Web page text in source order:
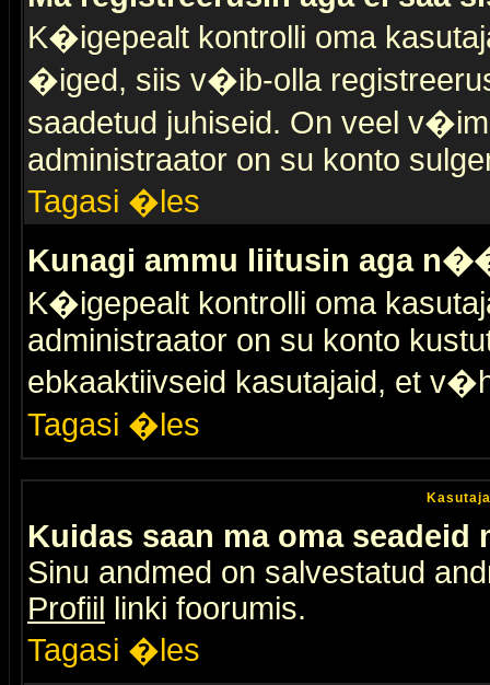
K�igepealt kontrolli oma
�iged, siis v�ib-olla
saadetud juhiseid. On veel
administraator on su konto
Tagasi �les
Kunagi ammu liitusin aga
K�igepealt kontrolli oma
administraator on su konto
ebkaaktiivseid kasutajaid, et
Tagasi �les
Kuidas saan ma oma seadeid
Sinu andmed on salvestatud
Profiil linki foorumis.
Tagasi �les